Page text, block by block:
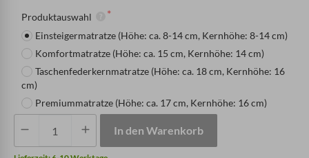
Produktauswahl
Einsteigermatratze (Höhe: ca. 8-14 cm, Kernhöhe: 8-14 cm)
Komfortmatratze (Höhe: ca. 15 cm, Kernhöhe: 14 cm)
Taschenfederkernmatratze (Höhe: ca. 18 cm, Kernhöhe: 16
cm)
Premiummatratze (Höhe: ca. 17 cm, Kernhöhe: 16 cm)
mit
In den Warenkorb